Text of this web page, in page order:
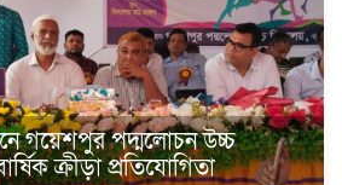
গয়েশপুর পদ্মলোচন উচ্চ
ক্রীড়া প্রতিযোগিতা